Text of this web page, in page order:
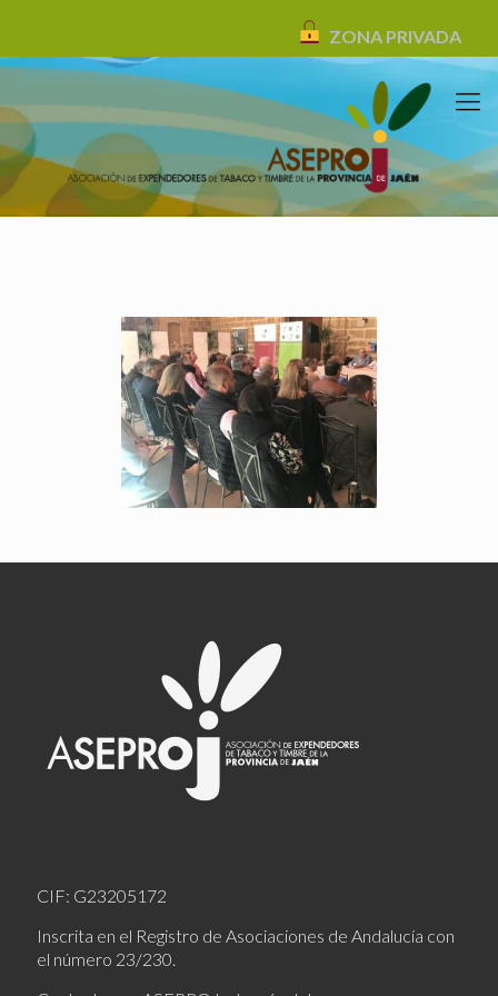
ZONA PRIVADA
CIF: G23205172
Inscrita en el Registro de Asociaciones de Andalucía con
el número 23/230.